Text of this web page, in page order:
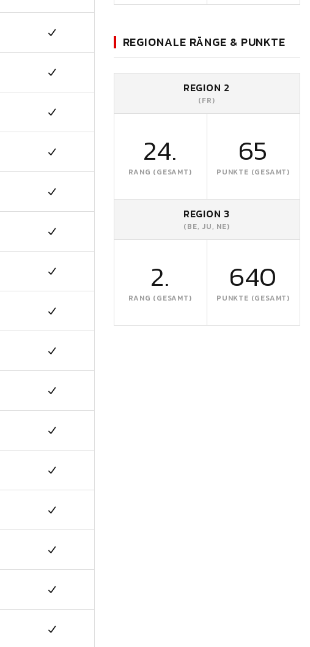
REGIONALE RÄNGE & PUNKTE
REGION 2
(FR)
24.
RANG (GESAMT)
65
PUNKTE (GESAMT)
REGION 3
(BE, JU, NE)
2.
RANG (GESAMT)
640
PUNKTE (GESAMT)